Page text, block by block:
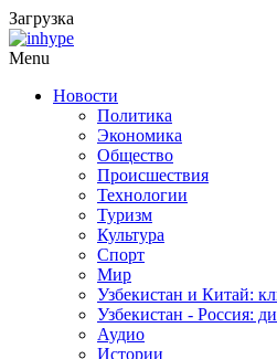
Загрузка
Menu
Новости
Политика
Экономика
Общество
Происшествия
Технологии
Туризм
Культура
Спорт
Мир
Узбекистан и Китай:
Узбекистан - Россия:
Аудио
Истории